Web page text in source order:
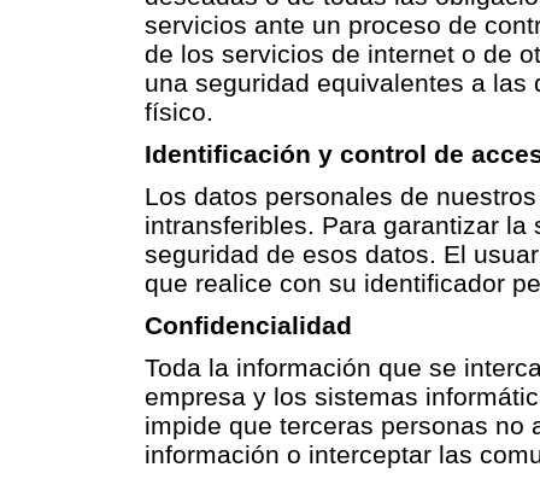
servicios ante un proceso de
de los servicios de internet o de
una seguridad equivalentes a
físico.
Identificación y control de
Los datos personales de
intransferibles. Para garantizar
seguridad de esos datos. El
que realice con su identificador
Confidencialidad
Toda la información que se
empresa y los sistemas
impide que terceras personas no
información o interceptar las